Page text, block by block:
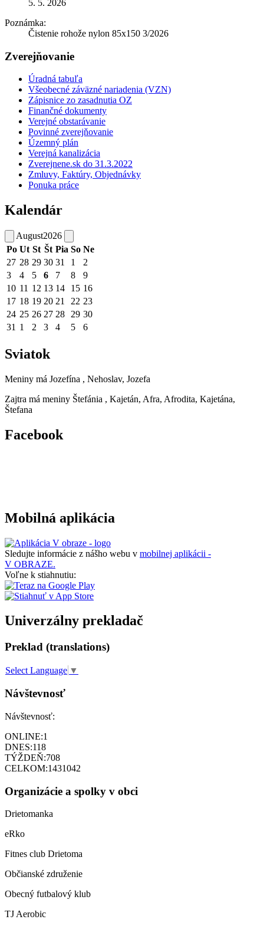
5. 5. 2026
Poznámka:
Čistenie rohože nylon 85x150 3/2026
Zverejňovanie
Úradná tabuľa
Všeobecné záväzné nariadenia (VZN)
Zápisnice zo zasadnutia OZ
Finančné dokumenty
Verejné obstarávanie
Povinné zverejňovanie
Územný plán
Verejná kanalizácia
Zverejnene.sk do 31.3.2022
Zmluvy, Faktúry, Objednávky
Ponuka práce
Kalendár
August2026
Po Ut St Št Pia So Ne
27 28 29 30 31 1
2
3
4 5 6 7 8
9
10 11 12 13 14 15 16
17 18 19 20 21 22 23
24 25 26 27 28 29 30
31 1 2 3 4 5 6
Sviatok
Meniny má Jozefína , Nehoslav, Jozefa
Zajtra má meniny Štefánia , Kajetán, Afra, Afrodita, Kajetána,
Štefana
Facebook
Mobilná aplikácia
Sledujte informácie z nášho webu v mobilnej aplikácii -
V OBRAZE.
Voľne k stiahnutiu:
Univerzálny prekladač
Preklad (translations)
Select Language ▼
Návštevnosť
Návštevnosť:
ONLINE:1
DNES:118
TÝŽDEŇ:708
CELKOM:1431042
Organizácie a spolky v obci
Drietomanka
eRko
Fitnes club Drietoma
Občianské združenie
Obecný futbalový klub
TJ Aerobic